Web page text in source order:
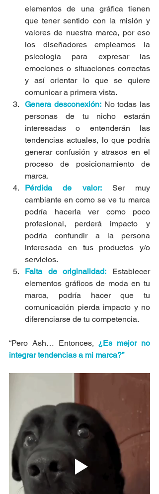
elementos de una gráfica tienen
que tener sentido con la misión y
valores de nuestra marca, por eso
los diseñadores empleamos la
psicología para expresar las
emociones o situaciones correctas
y así orientar lo que se quiere
comunicar a primera vista.
Genera desconexión: No todas las
personas de tu nicho estarán
interesadas o entenderán las
tendencias actuales, lo que podría
generar confusión y atrasos en el
proceso de posicionamiento de
marca.
Pérdida de valor: Ser muy
cambiante en como se ve tu marca
podría hacerla ver como poco
profesional, perderá impacto y
podría confundir a la persona
interesada en tus productos y/o
servicios.
Falta de originalidad: Establecer
elementos gráficos de moda en tu
marca, podría hacer que tu
comunicación pierda impacto y no
diferenciarse de tu competencia.
“Pero Ash… Entonces, ¿Es mejor no
integrar tendencias a mi marca?”